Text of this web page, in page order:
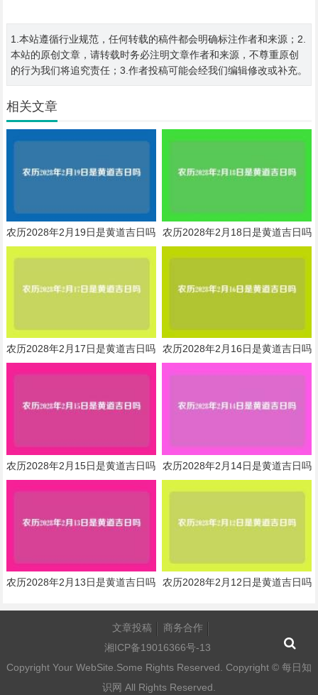
1.本站遵循行业规范，任何转载的稿件都会明确标注作者和来源；2.
本站的原创文章，请转载时务必注明文章作者和来源，不尊重原创
的行为我们将追究责任；3.作者投稿可能会经我们编辑修改或补充。
相关文章
农历2028年2月19日是黄道吉日吗 农历2028年2月18日是黄道吉日吗
农历2028年2月17日是黄道吉日吗 农历2028年2月16日是黄道吉日吗
农历2028年2月15日是黄道吉日吗 农历2028年2月14日是黄道吉日吗
农历2028年2月13日是黄道吉日吗 农历2028年2月12日是黄道吉日吗
文章投稿
商务合作
湘ICP备19016366号-13
Copyright Your WebSite.Some Rights Reserved. Copyright © 每日知
识网 All Rights Reserved.